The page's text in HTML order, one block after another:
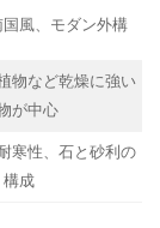
風、モダン外構
物など乾燥に強い
が中心
寒性、石と砂利の
構成